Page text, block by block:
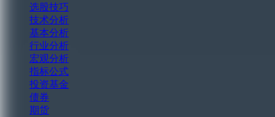
选股技巧
技术分析
基本分析
行业分析
宏观分析
指标公式
投资基金
债券
期货